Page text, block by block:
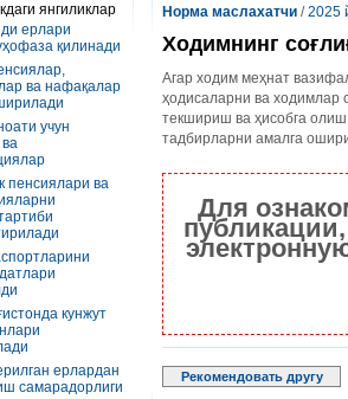
янгиликлар
ерлари
қилинади
ва нафақалар
учун
пенсиялари ва
кунжут
ерлардан
самарадорлиги
Норма маслахатчи /2025
Ходимнинг
Агар ходим меҳнат
ҳодисаларни ва ходимлар
текшириш ва ҳисобга олиш
тадбирларни амалга
Для
Рекомендовать другу